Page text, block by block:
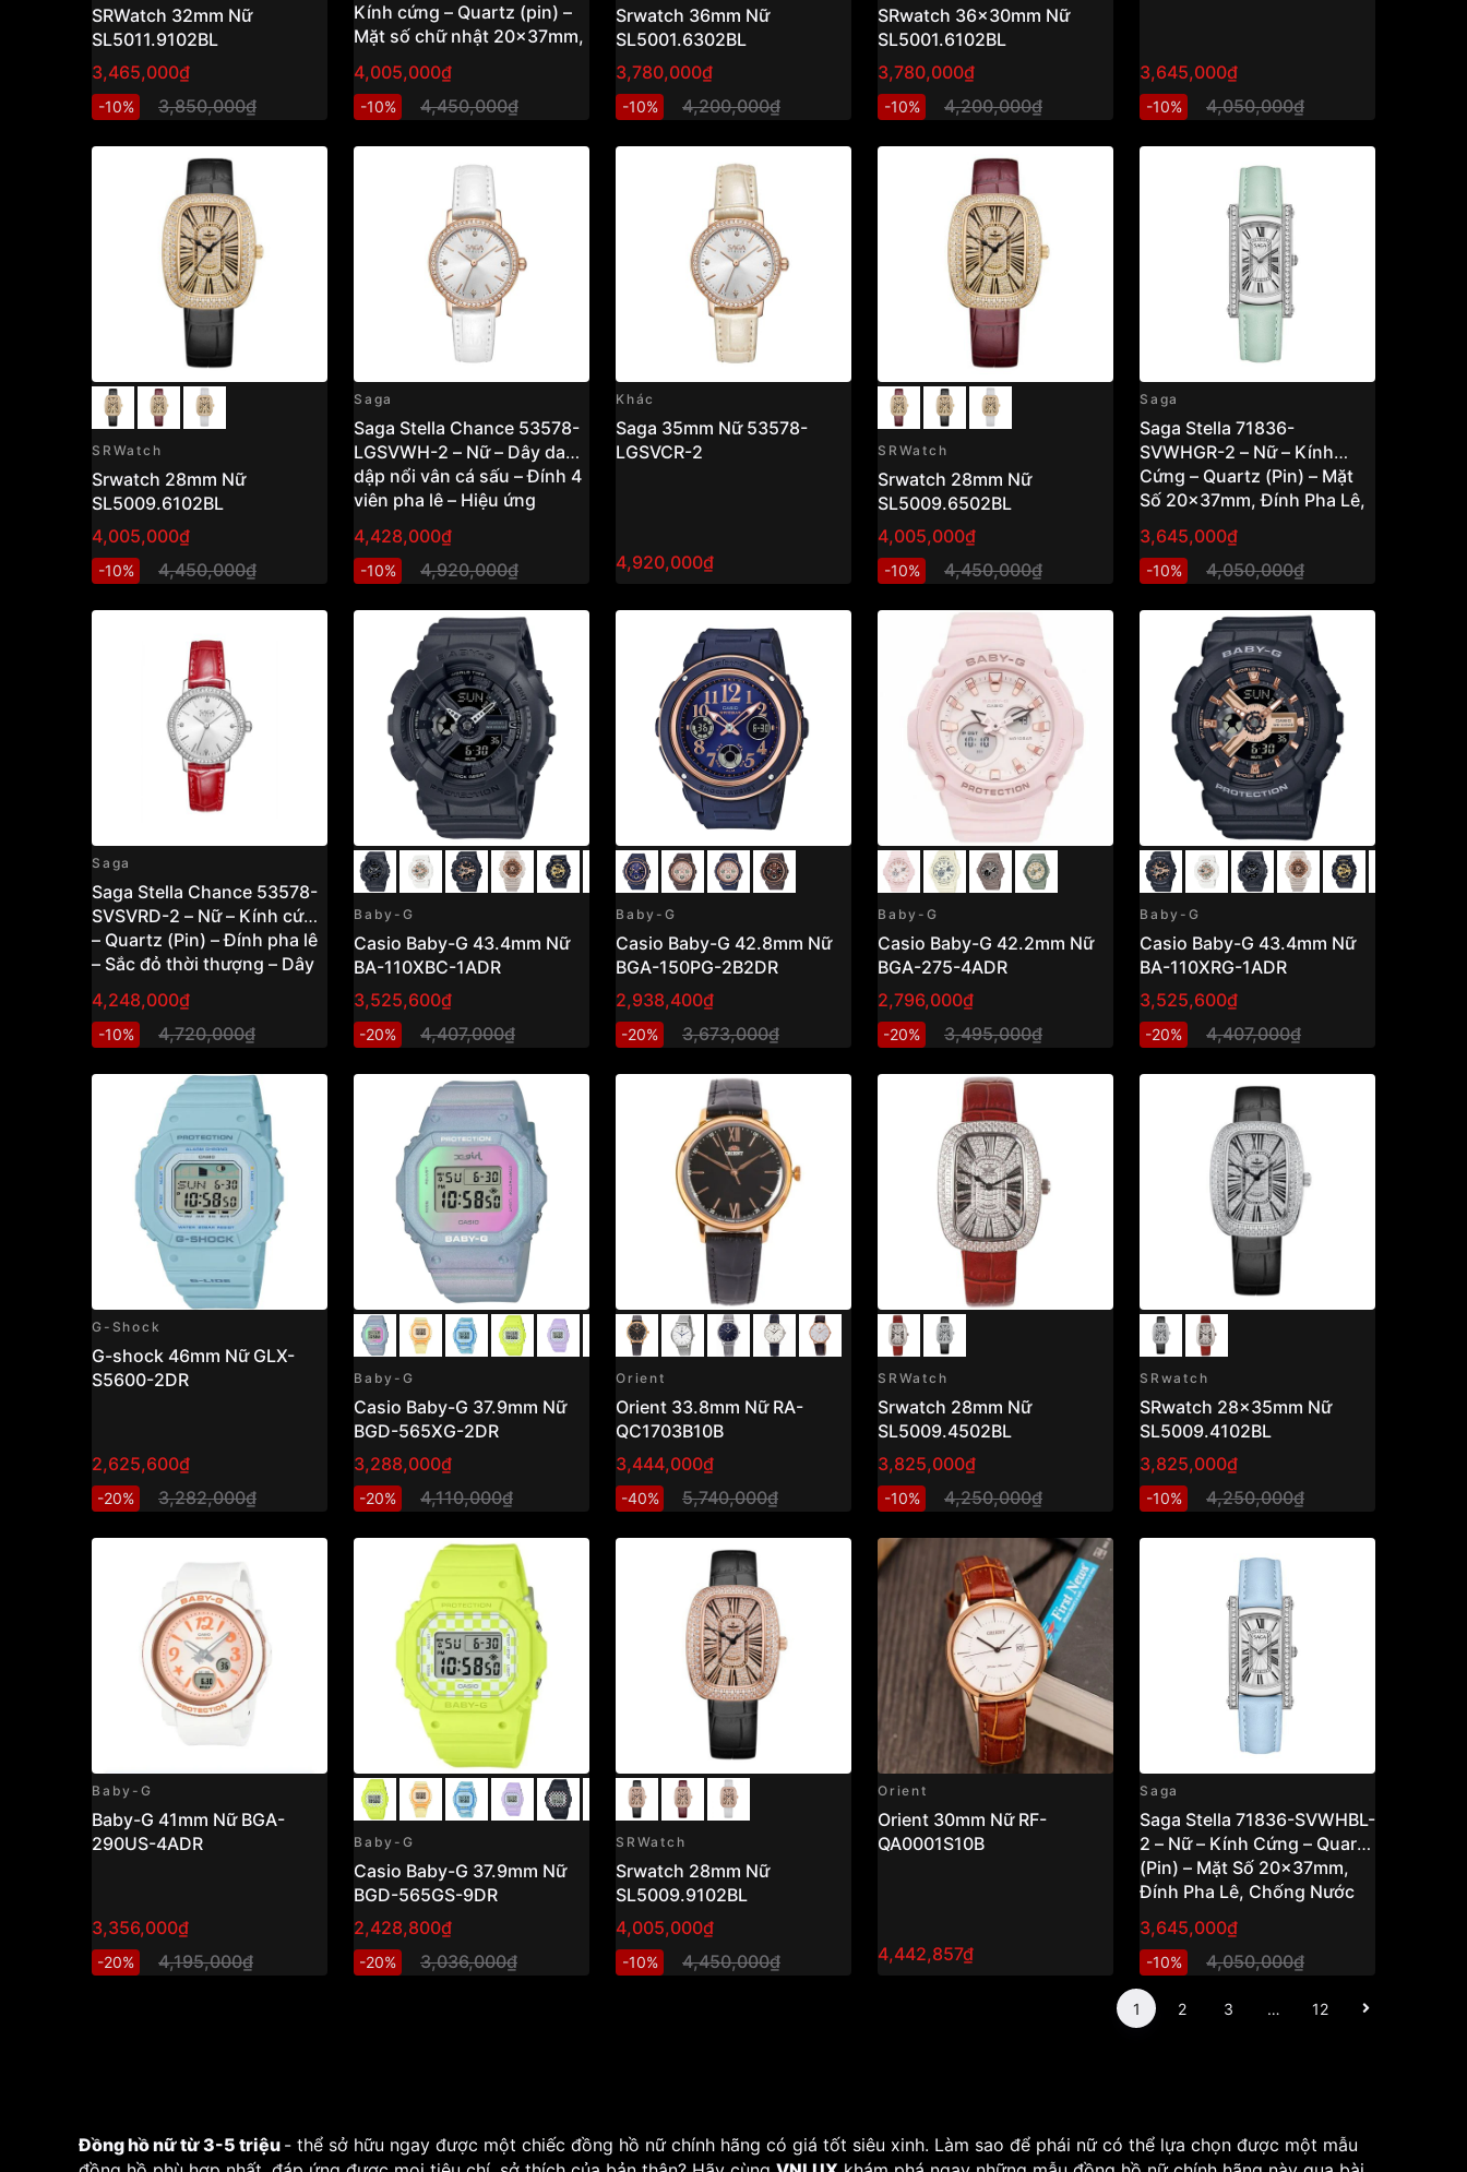
SRWatch 32mm Nữ
SL5011.9102BL
3,465,000₫
-10% 3,850,000₫
Kính cứng – Quartz (pin) –
Mặt số chữ nhật 20x37mm,
Đính đá, họa tiết Guilloche
Vnlux
4,005,000₫
-10% 4,450,000₫
Srwatch 36mm Nữ
SL5001.6302BL
3,780,000₫
-10% 4,200,000₫
SRwatch 36x30mm Nữ
SL5001.6102BL
3,780,000₫
-10% 4,200,000₫
3,645,000₫
-10% 4,050,000₫
SRWatch
Srwatch 28mm Nữ
SL5009.6102BL
4,005,000₫
-10% 4,450,000₫
Saga
Saga Stella Chance 53578-
LGSVWH-2 – Nữ – Dây da
dập nổi vân cá sấu – Đính 4
viên pha lê – Hiệu ứng
chuyển sắc của nghệ thuật
chải tia sunray Vnlux
4,428,000₫
-10% 4,920,000₫
Khác
Saga 35mm Nữ 53578-
LGSVCR-2
4,920,000₫
SRWatch
Srwatch 28mm Nữ
SL5009.6502BL
4,005,000₫
-10% 4,450,000₫
Saga
Saga Stella 71836-
SVWHGR-2 – Nữ – Kính
Cứng – Quartz (Pin) – Mặt
Số 20x37mm, Đính Pha Lê,
Chống Nước 3ATM Vnlux
3,645,000₫
-10% 4,050,000₫
Saga
Saga Stella Chance 53578-
SVSVRD-2 – Nữ – Kính cứng
– Quartz (Pin) – Đính pha lê
– Sắc đỏ thời thượng – Dây
da dập nổi vân cá sấu Vnlux
4,248,000₫
-10% 4,720,000₫
Baby-G
Casio Baby-G 43.4mm Nữ
BA-110XBC-1ADR
3,525,600₫
-20% 4,407,000₫
Baby-G
Casio Baby-G 42.8mm Nữ
BGA-150PG-2B2DR
2,938,400₫
-20% 3,673,000₫
Baby-G
Casio Baby-G 42.2mm Nữ
BGA-275-4ADR
2,796,000₫
-20% 3,495,000₫
Baby-G
Casio Baby-G 43.4mm Nữ
BA-110XRG-1ADR
3,525,600₫
-20% 4,407,000₫
G-Shock
G-shock 46mm Nữ GLX-
S5600-2DR
2,625,600₫
-20% 3,282,000₫
Baby-G
Casio Baby-G 37.9mm Nữ
BGD-565XG-2DR
3,288,000₫
-20% 4,110,000₫
Orient
Orient 33.8mm Nữ RA-
QC1703B10B
3,444,000₫
-40% 5,740,000₫
SRWatch
Srwatch 28mm Nữ
SL5009.4502BL
3,825,000₫
-10% 4,250,000₫
SRwatch
SRwatch 28x35mm Nữ
SL5009.4102BL
3,825,000₫
-10% 4,250,000₫
Baby-G
Baby-G 41mm Nữ BGA-
290US-4ADR
3,356,000₫
-20% 4,195,000₫
Baby-G
Casio Baby-G 37.9mm Nữ
BGD-565GS-9DR
2,428,800₫
-20% 3,036,000₫
SRWatch
Srwatch 28mm Nữ
SL5009.9102BL
4,005,000₫
-10% 4,450,000₫
Orient
Orient 30mm Nữ RF-
QA0001S10B
4,442,857₫
Saga
Saga Stella 71836-SVWHBL-
2 – Nữ – Kính Cứng – Quartz
(Pin) – Mặt Số 20x37mm,
Đính Pha Lê, Chống Nước
3ATM Vnlux
3,645,000₫
-10% 4,050,000₫
1 2 3 … 12
Đồng hồ nữ từ 3-5 triệu - thể sở hữu ngay được một chiếc đồng hồ nữ chính hãng có giá tốt siêu xinh. Làm sao để phái nữ có thể lựa chọn được một mẫu